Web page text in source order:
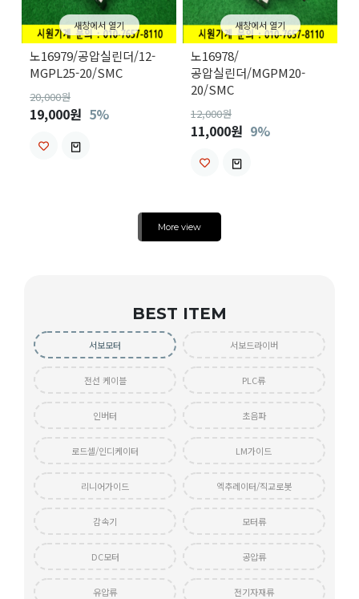
새창에서 열기
노16979/공압실린더/12-
MGPL25-20/SMC
20,000원
19,000원 5%
새창에서 열기
노16978/
공압실린더/MGPM20-
20/SMC
12,000원
11,000원 9%
More view
BEST ITEM
서보모터 서보드라이버
전선 케이블 PLC류
인버터 초음파
로드셀/인디케이터 LM가이드
리니어가이드 엑추레이터/직교로봇
감속기 모터류
DC모터 공압류
유압류 전기자재류